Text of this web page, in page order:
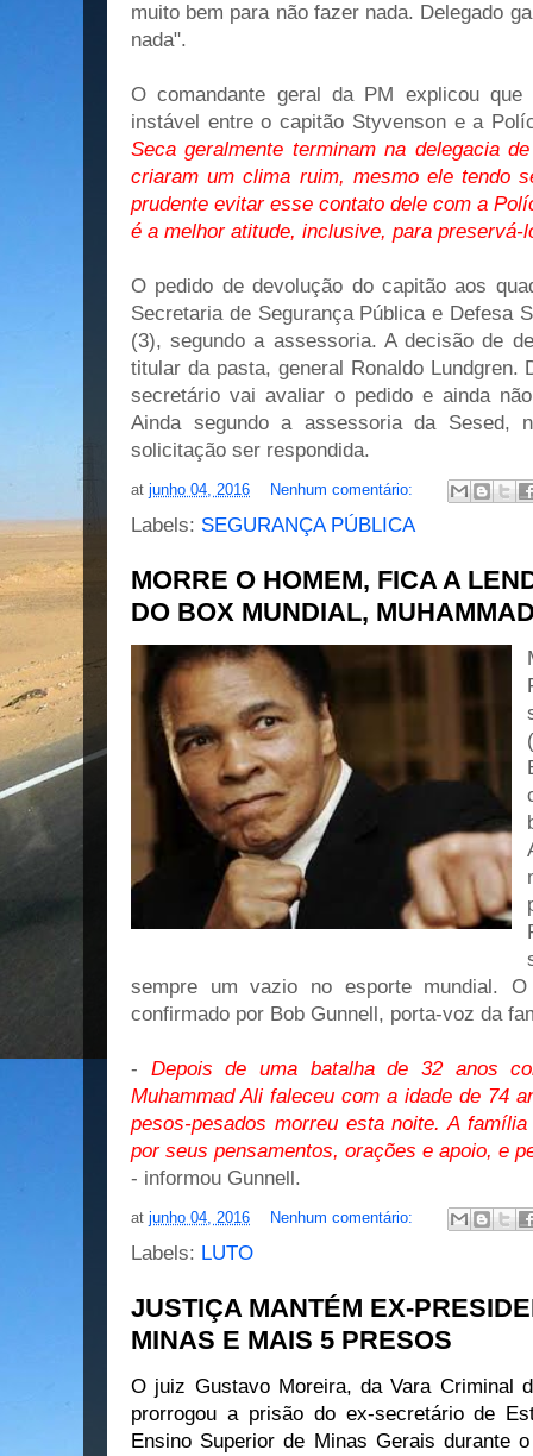
muito bem para não fazer nada. Delegado
nada".
O comandante geral da PM explicou
instável entre o capitão Styvenson e a
Seca geralmente terminam na delegacia
criaram um clima ruim, mesmo ele tendo
prudente evitar esse contato dele com a
é a melhor atitude, inclusive, para preservá-
O pedido de devolução do capitão aos
Secretaria de Segurança Pública e Defesa
(3), segundo a assessoria. A decisão de
titular da pasta, general Ronaldo
secretário vai avaliar o pedido e ainda
Ainda segundo a assessoria da Sesed,
solicitação ser respondida.
at junho 04, 2016 Nenhum comentário:
Labels: SEGURANÇA PÚBLICA
MORRE O HOMEM, FICA A
DO BOX MUNDIAL,
sempre um vazio no esporte mundial.
confirmado por Bob Gunnell, porta-voz da
- Depois de uma batalha de 32 anos
Muhammad Ali faleceu com a idade de 74
pesos-pesados morreu esta noite. A
por seus pensamentos, orações e apoio, e
- informou Gunnell.
at junho 04, 2016 Nenhum comentário:
Labels: LUTO
JUSTIÇA MANTÉM EX-
MINAS E MAIS 5 PRESOS
O juiz Gustavo Moreira, da Vara Criminal
prorrogou a prisão do ex-secretário de
Ensino Superior de Minas Gerais durante